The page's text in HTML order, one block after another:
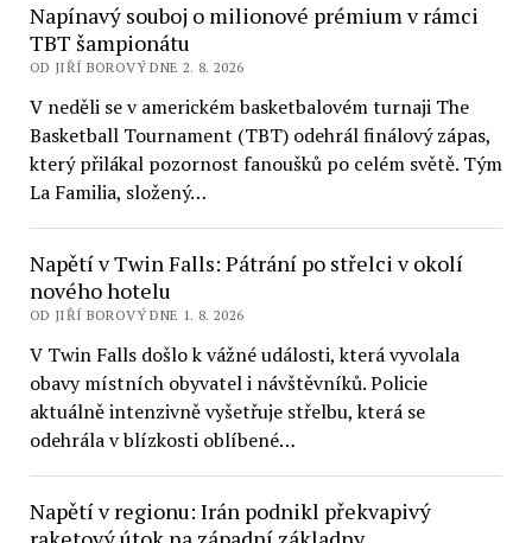
Napínavý souboj o milionové prémium v rámci
TBT šampionátu
OD JIŘÍ BOROVÝ DNE 2. 8. 2026
V neděli se v americkém basketbalovém turnaji The
Basketball Tournament (TBT) odehrál finálový zápas,
který přilákal pozornost fanoušků po celém světě. Tým
La Familia, složený…
Napětí v Twin Falls: Pátrání po střelci v okolí
nového hotelu
OD JIŘÍ BOROVÝ DNE 1. 8. 2026
V Twin Falls došlo k vážné události, která vyvolala
obavy místních obyvatel i návštěvníků. Policie
aktuálně intenzivně vyšetřuje střelbu, která se
odehrála v blízkosti oblíbené…
Napětí v regionu: Irán podnikl překvapivý